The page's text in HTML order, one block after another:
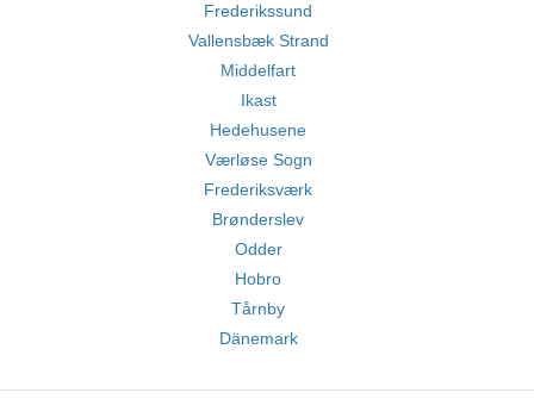
Frederikssund
Vallensbæk Strand
Middelfart
Ikast
Hedehusene
Værløse Sogn
Frederiksværk
Brønderslev
Odder
Hobro
Tårnby
Dänemark